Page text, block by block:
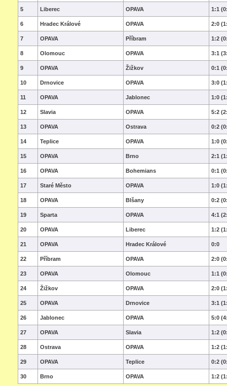
5 Liberec OPAVA 1:1
6 Hradec Králové OPAVA 2:0
7 OPAVA Příbram 1:2
8 Olomouc OPAVA 3:1
9 OPAVA Žižkov 0:1
10 Drnovice OPAVA 3:0
11 OPAVA Jablonec 1:0
12 Slavia OPAVA 5:2
13 OPAVA Ostrava 0:2
14 Teplice OPAVA 1:0
15 OPAVA Brno 2:1
16 OPAVA Bohemians 0:1
17 Staré Město OPAVA 1:0
18 OPAVA Blšany 0:2
19 Sparta OPAVA 4:1
20 OPAVA Liberec 1:2
21 OPAVA Hradec Králové 0:0
22 Příbram OPAVA 2:0
23 OPAVA Olomouc 1:1
24 Žižkov OPAVA 2:0
25 OPAVA Drnovice 3:1
26 Jablonec OPAVA 5:0
27 OPAVA Slavia 1:2
28 Ostrava OPAVA 1:2
29 OPAVA Teplice 0:2
30 Brno OPAVA 1:2